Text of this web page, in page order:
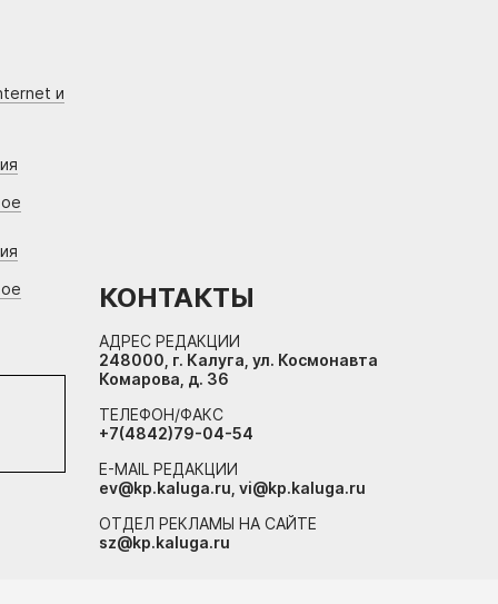
и
КОНТАКТЫ
АДРЕС РЕДАКЦИИ
248000, г. Калуга, ул. Космонавта
Комарова, д. 36
ТЕЛЕФОН/ФАКС
+7(4842)79-04-54
E-MAIL РЕДАКЦИИ
ev@kp.kaluga.ru, vi@kp.kaluga.ru
ОТДЕЛ РЕКЛАМЫ НА САЙТЕ
sz@kp.kaluga.ru